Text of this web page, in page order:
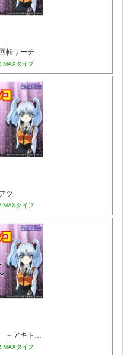
【プレミアム】全回転リーチ ルリ全回転
MAXタイプ
ツ
MAXタイプ
アキト突撃リーチ ～アキトVS北辰～
MAXタイプ